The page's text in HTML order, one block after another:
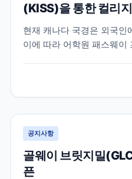
(KISS)을 통한 컬리
현재 캐나다 국경은 외국인
이에 따라 어학원 패스웨이
원의 온라인 화상 수업을
로 패스웨이 과정을 시작하
오...
공지사항
골웨이 브릿지밀
픈